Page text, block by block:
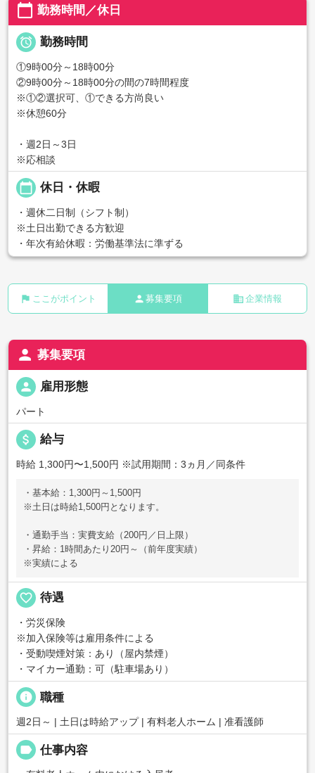
calendar_today 勤務時間／休日
 勤務時間
①9時00分～18時00分
②9時00分～18時00分の間の7時間程度
※①②選択可、①できる方尚良い
※休憩60分
・週2日～3日
※応相談
calendar_today 休日・休暇
・週休二日制（シフト制）
※土日出勤できる方歓迎
・年次有給休暇：労働基準法に準ずる
flag ここがポイント person 募集要項 business 企業情報
person 募集要項
person 雇用形態
パート
attach_money 給与
時給 1,300円〜1,500円 ※試用期間：3ヵ月／同条件
・基本給：1,300円～1,500円
※土日は時給1,500円となります。
・通勤手当：実費支給（200円／日上限）
・昇給：1時間あたり20円～（前年度実績）
※実績による
favorite_border 待遇
・労災保険
※加入保険等は雇用条件による
・受動喫煙対策：あり（屋内禁煙）
・マイカー通勤：可（駐車場あり）
info 職種
週2日～ | 土日は時給アップ | 有料老人ホーム | 准看護師
label 仕事内容